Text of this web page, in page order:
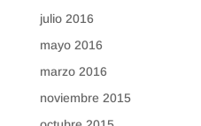
julio 2016
mayo 2016
marzo 2016
noviembre 2015